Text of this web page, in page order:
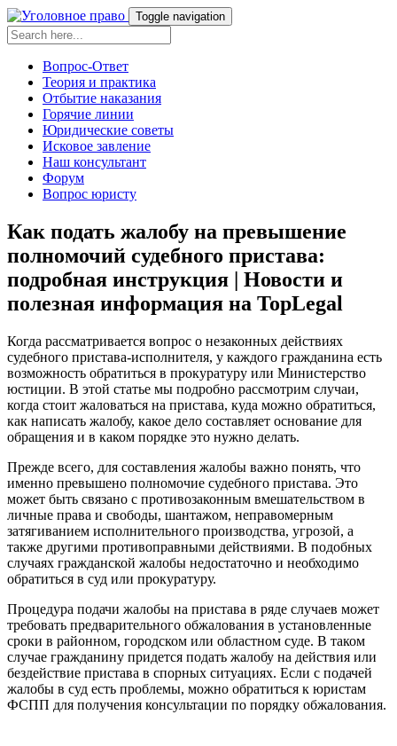
Toggle navigation
Вопрос-Ответ
Теория и практика
Отбытие наказания
Горячие линии
Юридические советы
Исковое завление
Наш консультант
Форум
Вопрос юристу
Как подать жалобу на превышение
полномочий судебного пристава:
подробная инструкция | Новости и
полезная информация на TopLegal
Когда рассматривается вопрос о незаконных действиях
судебного пристава-исполнителя, у каждого гражданина есть
возможность обратиться в прокуратуру или Министерство
юстиции. В этой статье мы подробно рассмотрим случаи,
когда стоит жаловаться на пристава, куда можно обратиться,
как написать жалобу, какое дело составляет основание для
обращения и в каком порядке это нужно делать.
Прежде всего, для составления жалобы важно понять, что
именно превышено полномочие судебного пристава. Это
может быть связано с противозаконным вмешательством в
личные права и свободы, шантажом, неправомерным
затягиванием исполнительного производства, угрозой, а
также другими противоправными действиями. В подобных
случаях гражданской жалобы недостаточно и необходимо
обратиться в суд или прокуратуру.
Процедура подачи жалобы на пристава в ряде случаев может
требовать предварительного обжалования в установленные
сроки в районном, городском или областном суде. В таком
случае гражданину придется подать жалобу на действия или
бездействие пристава в спорных ситуациях. Если с подачей
жалобы в суд есть проблемы, можно обратиться к юристам
ФСПП для получения консультации по порядку обжалования.